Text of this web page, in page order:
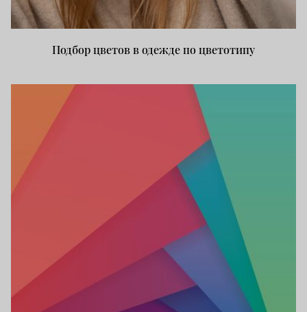
Подбор цветов в одежде по цветотипу